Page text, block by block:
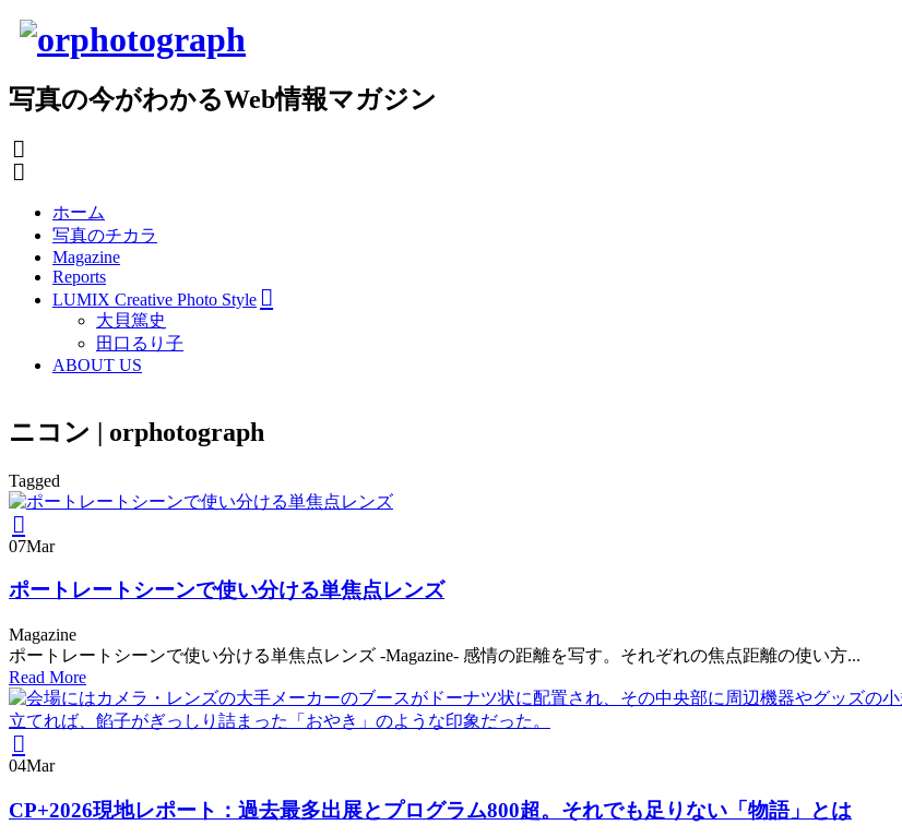
写真の今がわかるWeb情報マガジン
ホーム
写真のチカラ
Magazine
Reports
LUMIX Creative Photo Style
大貝篤史
田口るり子
ABOUT US
ニコン | orphotograph
Tagged
07Mar
ポートレートシーンで使い分ける単焦点レンズ
Magazine
ポートレートシーンで使い分ける単焦点レンズ -Magazine- 感情の距離を写す。それぞれの焦点距離の使い方...
Read More
04Mar
CP+2026現地レポート：過去最多出展とプログラム800超。それでも足りない「物語」とは